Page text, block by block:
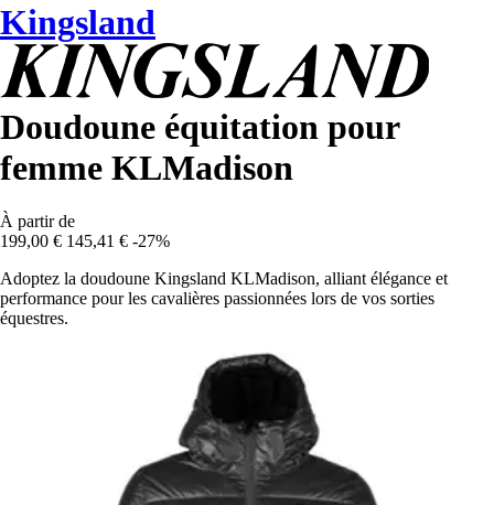
Kingsland
Doudoune équitation pour
femme KLMadison
À partir de
199,00 € 145,41 € -27%
Adoptez la doudoune Kingsland KLMadison, alliant élégance et
performance pour les cavalières passionnées lors de vos sorties
équestres.